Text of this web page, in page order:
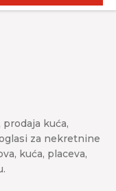
kuća,
za nekretnine
kuća, placeva,